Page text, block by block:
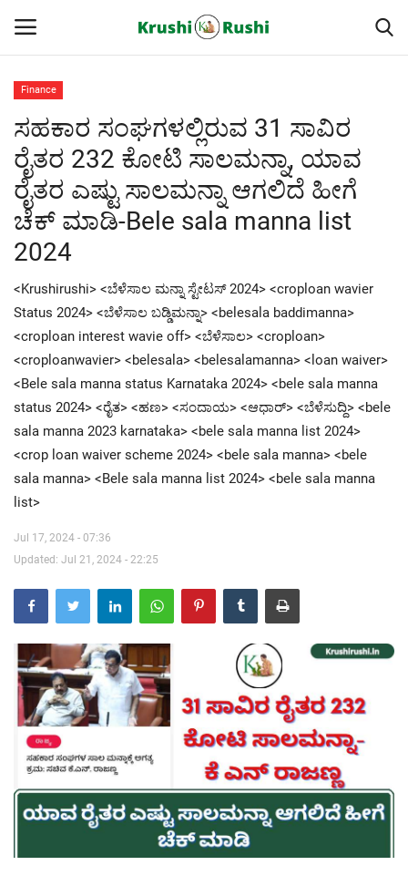
Home
Finance
Contact
ರೈತರ ಯಶೋಗಾಥೆಗಳು
Krushi Rushi
ಮುಂದಿನ 5 ದಿನಗಳ ಮಳೆ ಮಾಹಿತಿ
Gallery
Contact Us
Finance
ಸಹಕಾರ ಸಂಘಗಳಲ್ಲಿರುವ 31 ಸಾವಿರ
ರೈತರ 232 ಕೋಟಿ ಸಾಲಮನ್ನಾ, ಯಾವ
ರೈತರ ಎಷ್ಟು ಸಾಲಮನ್ನಾ ಆಗಲಿದೆ ಹೀಗೆ
ಚೆಕ್ ಮಾಡಿ-Bele sala manna list
2024
<Krushirushi> <ಬೆಳೆಸಾಲ ಮನ್ನಾ ಸ್ಟೇಟಸ್ 2024> <croploan wavier
Status 2024> <ಬೆಳೆಸಾಲ ಬಡ್ಡಿಮನ್ನಾ> <belesala baddimanna>
<croploan interest wavie off> <ಬೆಳೆಸಾಲ> <croploan>
<croploanwavier> <belesala> <belesalamanna> <loan waiver>
<Bele sala manna status Karnataka 2024> <bele sala manna
status 2024> <ರೈತ> <ಹಣ> <ಸಂದಾಯ> <ಆಧಾರ್> <ಬೆಳೆಸುದ್ದಿ> <bele
sala manna 2023 karnataka> <bele sala manna list 2024>
<crop loan waiver scheme 2024> <bele sala manna> <bele
sala manna> <Bele sala manna list 2024> <bele sala manna
list>
Jul 17, 2024 - 07:36
Updated: Jul 21, 2024 - 22:25